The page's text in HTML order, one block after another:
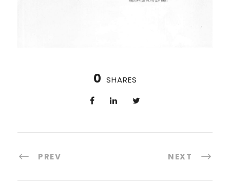
0 SHARES
PREV NEXT